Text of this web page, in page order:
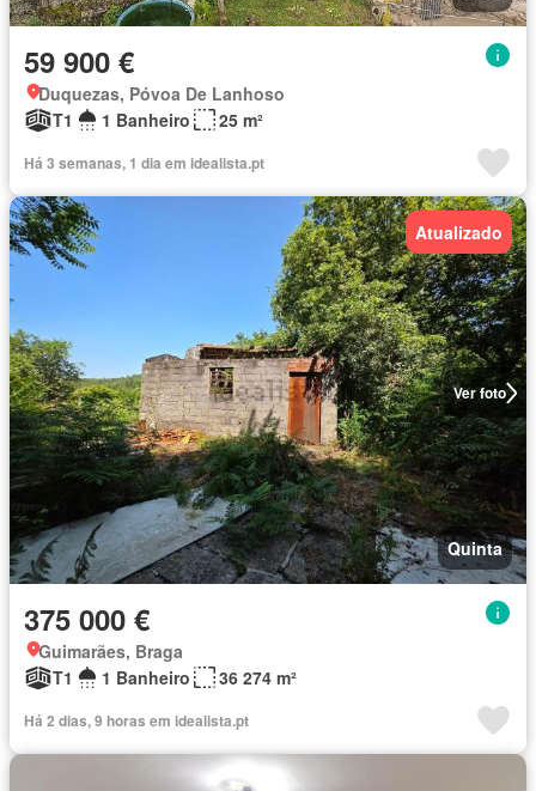
59 900 €
Duquezas, Póvoa De Lanhoso
T1
1 Banheiro 25 m²
Há 3 semanas, 1 dia em idealista.pt
Ver foto
Atualizado
Quinta
375 000 €
Guimarães, Braga
T1
1 Banheiro 36 274 m²
Há 2 dias, 9 horas em idealista.pt